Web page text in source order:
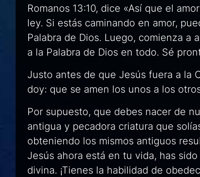
Romanos 13:10, dice «Así que el
ley. Si estás caminando en amor,
Palabra de Dios. Luego, comienza
a la Palabra de Dios en todo. Sé
Justo antes de que Jesús fuera a la
doy: que se amen los unos a los
Por supuesto, que debes nacer de
antigua y pecadora criatura que
obteniendo los mismos antiguos
Jesús ahora está en tu vida, has
divina. ¡Tienes la habilidad de